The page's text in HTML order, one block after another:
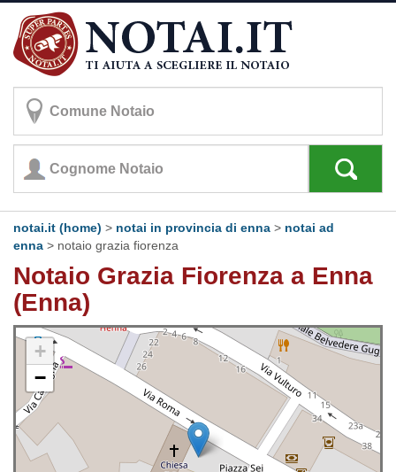
notai.it (home) > notai in provincia di enna > notai ad
enna > notaio grazia fiorenza
Notaio Grazia Fiorenza a Enna
(Enna)
+
−